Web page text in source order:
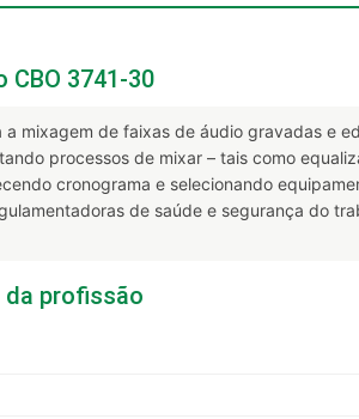
CBO 3741-30
a mixagem de faixas de áudio gravadas e
processos de mixar – tais como
cronograma e selecionando
de saúde e segurança do
profissão